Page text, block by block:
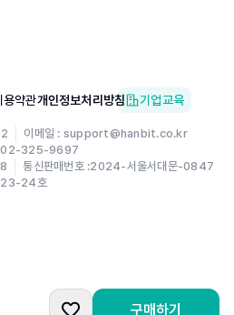
내지 않는 유령을 보는 솔리드
적이 없다. 유령 소리를 듣는 솔
. 이 아이는 둘 다 할 줄 안다. 마
려 헤엄쳤다.
구매하기
용약관개인정보처리방침 기업교육
이메일 : support@hanbit.co.kr
02-325-9697
통신판매번호 :2024-서울서대문-0847
24호